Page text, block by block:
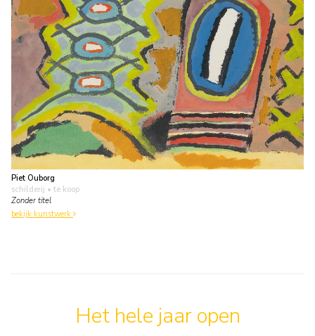
Piet Ouborg
schilderij • te koop
Zonder titel
bekijk kunstwerk
Het hele jaar open